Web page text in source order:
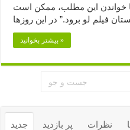
با خواندن این مطلب، ممکن است
بیشتر بخوانید »
جدید پر بازدید نظرات